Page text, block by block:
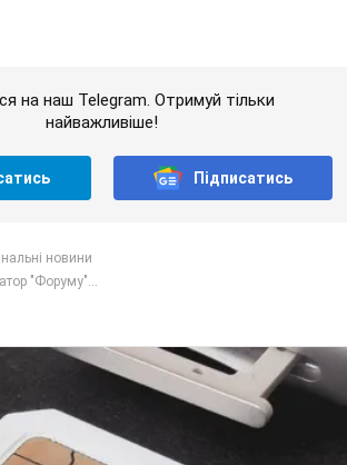
на наш Telegram. Отримуй тільки
найважливіше!
Підписатись
новини
"Форуму"...